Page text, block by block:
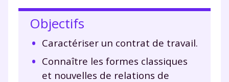
Objectifs
Caractériser un contrat de travail.
Connaître les formes classiques
et nouvelles de relations de